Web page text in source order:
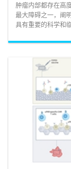
肿瘤内部都存在高
最大障碍之一，阐
具有重要的科学和